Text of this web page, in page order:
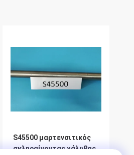
S45500 μαρτενσιτικός
σκληραίνοντας χάλυβας